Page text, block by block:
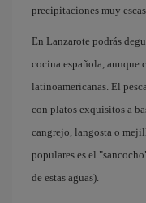
precipitaciones muy
En Lanzarote podrás
cocina española, aunque
latinoamericanas. El
con platos exquisitos a
cangrejo, langosta o
populares es el
de estas aguas).